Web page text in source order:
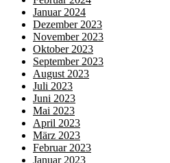
Januar 2024
Dezember 2023
November 2023
Oktober 2023
September 2023
August 2023
Juli 2023
Juni 2023
Mai 2023
April 2023
März 2023
Februar 2023
Januar 2023